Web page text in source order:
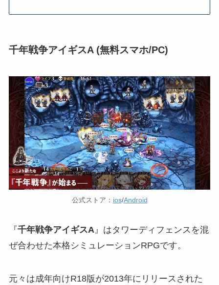
千年戦争アイギスA (無料スマホ/PC)
公式ストア： ios/Android
『千年戦争アイギスA』はタワーディフェンスを混
ぜ合わせた本格シミュレーションRPGです。
元々は成年向けR18版が2013年にリリースされた